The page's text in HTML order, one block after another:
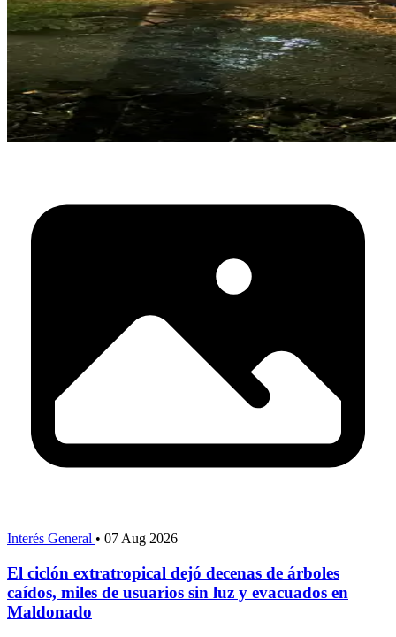
Interés General • 07 Aug 2026
El ciclón extratropical dejó decenas de árboles
caídos, miles de usuarios sin luz y evacuados en
Maldonado